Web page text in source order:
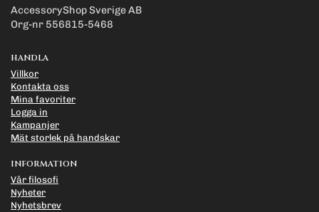
AccessoryShop Sverige AB
Org-nr 556815-5468
HANDLA
Villkor
Kontakta oss
Mina favoriter
Logga in
Kampanjer
Mät storlek på handskar
INFORMATION
Vår filosofi
Nyheter
Nyhetsbrev